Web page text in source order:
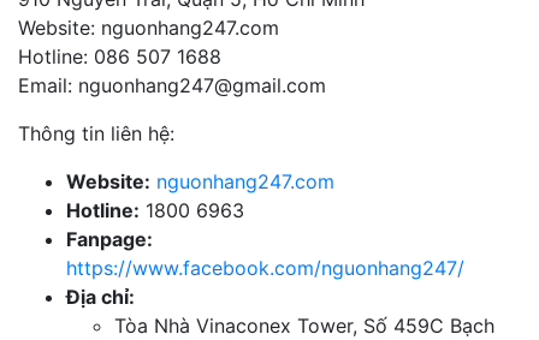
Website: nguonhang247.com
Hotline: 086 507 1688
Email: nguonhang247@gmail.com
Thông tin liên hệ:
Website: nguonhang247.com
Hotline: 1800 6963
Fanpage:
https://www.facebook.com/nguonhang247/
Địa chỉ:
Tòa Nhà Vinaconex Tower, Số 459C Bạch